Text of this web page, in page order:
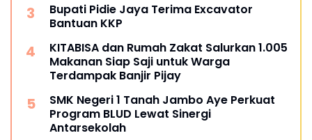
Bupati Pidie Jaya Terima Excavator
Bantuan KKP
KITABISA dan Rumah Zakat Salurkan 1.005
Makanan Siap Saji untuk Warga
Terdampak Banjir Pijay
SMK Negeri 1 Tanah Jambo Aye Perkuat
Program BLUD Lewat Sinergi
Antarsekolah